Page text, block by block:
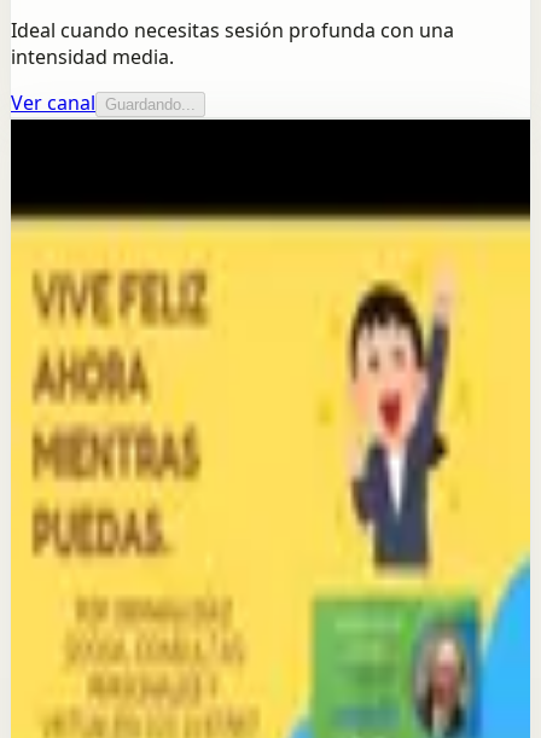
Ideal cuando necesitas sesión profunda con una
intensidad media.
Ver canal
Guardando...
Seguir explorando
Sesión profunda
SÓLO QUIEN ARRIESGA SABE LO QUE ES
TRIUNFAR. -BAJE LA APP DE MI EMISORA
POSITIVA ESTEREO-3222187567
29 may
Sesión profunda
QUE NADA ALTERE LA PAZ DE SUS
PENSAMIENTOS. SOLICITE CONSULTA VIRTUAL
CON GERMÁN DÍAZ. 322 2187567
27 may
Sesión profunda